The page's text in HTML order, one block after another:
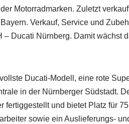
Motorradmarken. Zuletzt
Verkauf, Service und
– Ducati Nürnberg. Damit wächst
Ducati-Modell, eine rote
in der Nürnberger Südstadt.
fertiggestellt und bietet Platz für
sowie ein Auslieferungs-